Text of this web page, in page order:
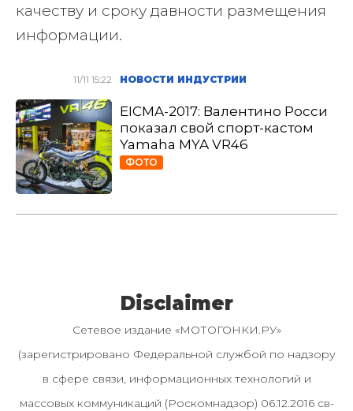
качеству и сроку давности размещения
информации.
11/11 15:22 НОВОСТИ ИНДУСТРИИ
EICMA-2017: Валентино Росси
показал свой спорт-кастом
Yamaha MYA VR46
ФОТО
Disclaimer
Сетевое издание «МОТОГОНКИ.РУ»
(зарегистрировано Федеральной службой по надзору
в сфере связи, информационных технологий и
массовых коммуникаций (Роскомнадзор) 06.12.2016 св-